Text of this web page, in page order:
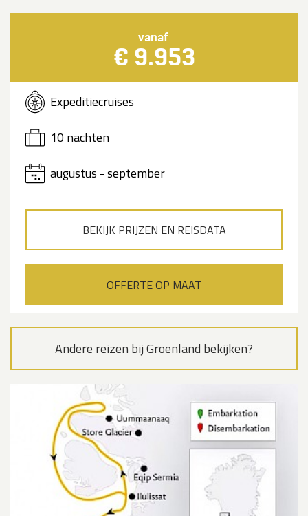
vanaf
€ 9.953
Expeditiecruises
10 nachten
augustus - september
BEKIJK PRIJZEN EN REISDATA
OFFERTE OP MAAT
Andere reizen bij Groenland bekijken?